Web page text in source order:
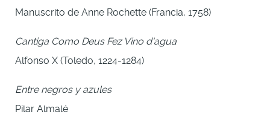
Manuscrito de Anne Rochette (Francia, 1758)
Cantiga Como Deus Fez Vino d'agua
Alfonso X (Toledo, 1224-1284)
Entre negros y azules
Pilar Almalé